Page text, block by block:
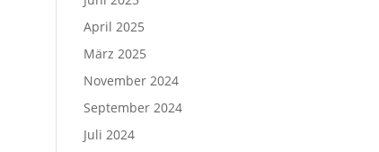
April 2025
März 2025
November 2024
September 2024
Juli 2024